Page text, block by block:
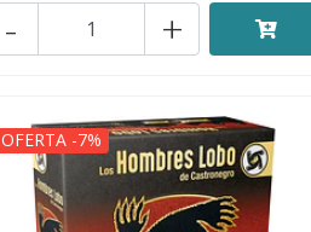
+
-
OFERTA -7%